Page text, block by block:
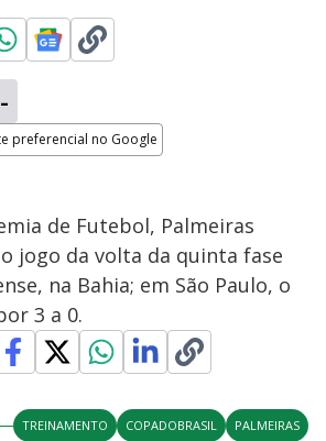
preferencial no Google
de Futebol, Palmeiras
jogo da volta da quinta fase
na Bahia; em São Paulo, o
3 a 0.
TREINAMENTO COPADOBRASIL PALMEIRAS